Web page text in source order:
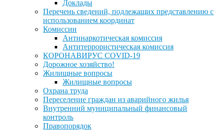
Доклады
Перечень сведений, подлежащих представлению с
использованием координат
Комиссии
Антинаркотическая комиссия
Антитеррористическая комиссия
КОРОНАВИРУС COVID-19
Дорожное хозяйство!
Жилищные вопросы
Жилищные вопросы
Охрана труда
Переселение граждан из аварийного жилья
Внутренний муниципальный финансовый
контроль
Правопорядок